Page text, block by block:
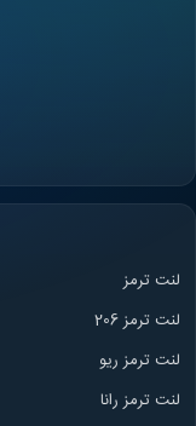
لنت ترمز
لنت ترمز 206
لنت ترمز ریو
لنت ترمز رانا